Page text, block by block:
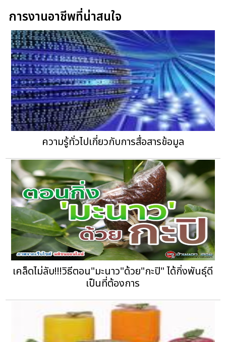
การงานอาชีพที่น่าสนใจ
ความรู้ทั่วไปเกี่ยวกับการสื่อสารข้อมูล
เคล็ดไม่ลับ!!!วิธีตอน"มะนาว"ด้วย"กะปิ" ได้กิ่งพันธุ์ดี
เป็นที่ต้องการ